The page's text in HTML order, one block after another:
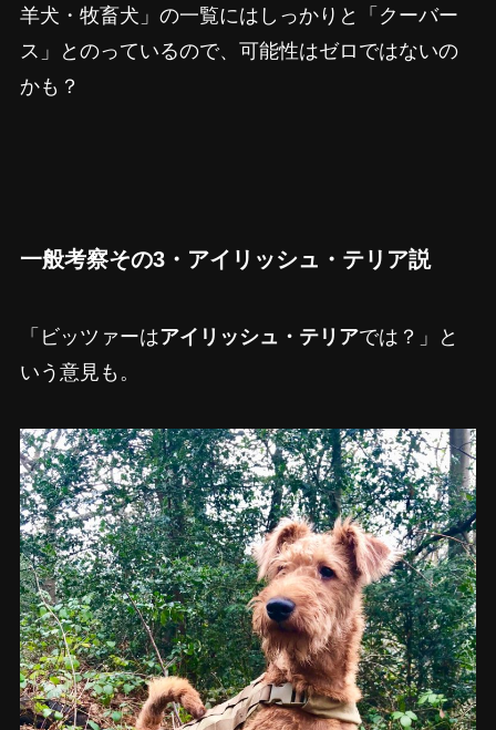
羊犬・牧畜犬」の一覧にはしっかりと「クーバー
ス」とのっているので、可能性はゼロではないの
かも？
一般考察その3・アイリッシュ・テリア説
「ビッツァーはアイリッシュ・テリアでは？」と
いう意見も。